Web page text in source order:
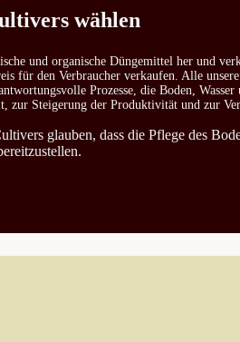
wählen
und organische Düngemittel her und
für den Verbraucher verkaufen. Alle
Prozesse, die Boden,
zur Steigerung der Produktivität und zur
glauben, dass die Pflege des